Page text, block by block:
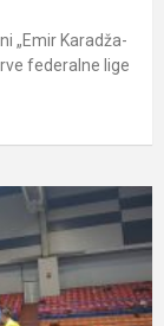
„Emir Karadža-
federalne lige